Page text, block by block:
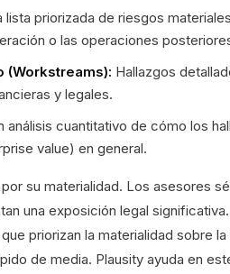
lista priorizada de riesgos
o las operaciones
(Workstreams): Hallazgos
y legales.
análisis cuantitativo de cómo los
value) en general.
su materialidad. Los asesores
una exposición legal
priorizan la materialidad sobre
de media. Plausity ayuda en